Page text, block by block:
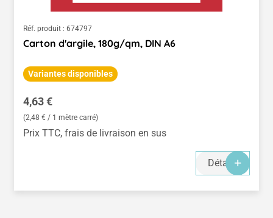
Réf. produit : 674797
Carton d'argile, 180g/qm, DIN A6
Variantes disponibles
Prix régulier :
4,63 €
(2,48 € / 1 mètre carré)
Prix TTC, frais de livraison en sus
Détails